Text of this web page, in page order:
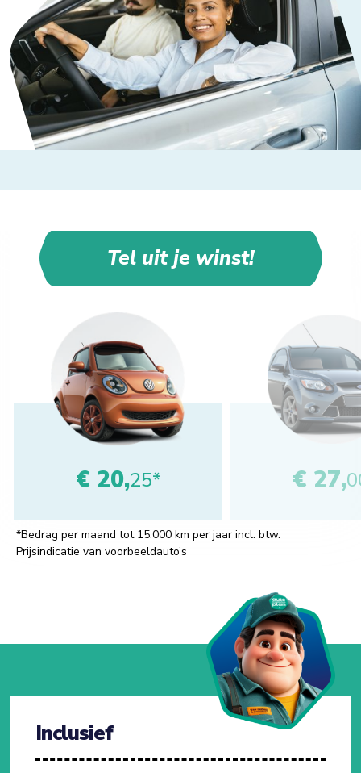
Tel uit je winst!
€ 20,25* € 27,
*Bedrag per maand tot 15.000 km per jaar incl. btw.
Prijsindicatie van voorbeeldauto’s
Inclusief